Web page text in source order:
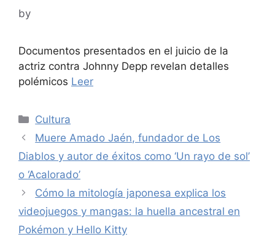
by
Documentos presentados en el juicio de la
actriz contra Johnny Depp revelan detalles
polémicos Leer
Categories
Cultura
Muere Amado Jaén, fundador de Los
Diablos y autor de éxitos como ‘Un rayo de sol’
o ‘Acalorado’
Cómo la mitología japonesa explica los
videojuegos y mangas: la huella ancestral en
Pokémon y Hello Kitty